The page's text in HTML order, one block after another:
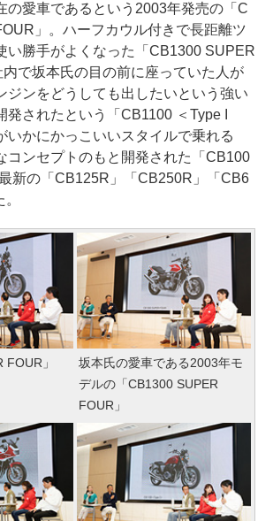
の愛車であるという2003年発売の「C
」。ハーフカウル付きで長距離ツ
い勝手がよくなった「CB1300 SUPER
内で坂本氏の目の前に座っていた人が
ジンをどうしても出したいという強い
発されたという「CB1100 ＜Type I
いかにかっこいいスタイルで乗れる
コンセプトのもと開発された「CB100
新の「CB125R」「CB250R」「CB6
FOUR」
坂本氏の愛車である2003年モ
デルの「CB1300 SUPER
FOUR」